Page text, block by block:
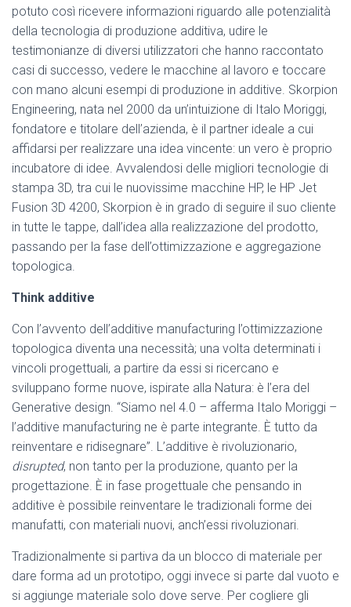
potuto così ricevere informazioni riguardo alle potenzialità
della tecnologia di produzione additiva, udire le
testimonianze di diversi utilizzatori che hanno raccontato
casi di successo, vedere le macchine al lavoro e toccare
con mano alcuni esempi di produzione in additive. Skorpion
Engineering, nata nel 2000 da un’intuizione di Italo Moriggi,
fondatore e titolare dell’azienda, è il partner ideale a cui
affidarsi per realizzare una idea vincente: un vero è proprio
incubatore di idee. Avvalendosi delle migliori tecnologie di
stampa 3D, tra cui le nuovissime macchine HP, le HP Jet
Fusion 3D 4200, Skorpion è in grado di seguire il suo cliente
in tutte le tappe, dall’idea alla realizzazione del prodotto,
passando per la fase dell’ottimizzazione e aggregazione
topologica.
Think additive
Con l’avvento dell’additive manufacturing l’ottimizzazione
topologica diventa una necessità; una volta determinati i
vincoli progettuali, a partire da essi si ricercano e
sviluppano forme nuove, ispirate alla Natura: è l’era del
Generative design. “Siamo nel 4.0 – afferma Italo Moriggi –
l’additive manufacturing ne è parte integrante. È tutto da
reinventare e ridisegnare”. L’additive è rivoluzionario,
disrupted, non tanto per la produzione, quanto per la
progettazione. È in fase progettuale che pensando in
additive è possibile reinventare le tradizionali forme dei
manufatti, con materiali nuovi, anch’essi rivoluzionari.
Tradizionalmente si partiva da un blocco di materiale per
dare forma ad un prototipo, oggi invece si parte dal vuoto e
si aggiunge materiale solo dove serve. Per cogliere gli